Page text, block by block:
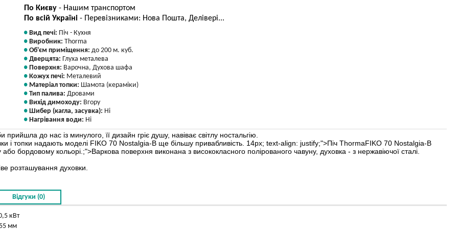
По Києву - Нашим транспортом
По всій Україні - Перевізниками: Нова Пошта, Делівері...
Вид печі: Піч - Кухня
Виробник: Thorma
Об'єм приміщення: до 200 м. куб.
Дверцята: Глуха металева
Поверхня: Варочна, Духова шафа
Кожух печі: Металевий
Матеріал топки: Шамота (кераміки)
Тип палива: Дровами
Вихід димоходу: Вгору
Шибер (кагла, засувка): Ні
Нагрівання води: Ні
прийшла до нас із минулого, її дизайн гріє душу, навіває світлу ностальгію.
і топки надають моделі FIKO 70 Nostalgia-B ще більшу привабливість. 14px; text-align: justify;">Піч ThormaFIKO 70 Nostalgia-B
бордовому кольорі.;">Варкова поверхня виконана з висококласного полірованого чавуну, духовка - з нержавіючої сталі.
розташування духовки.
Відгуки (0)
кВт
мм